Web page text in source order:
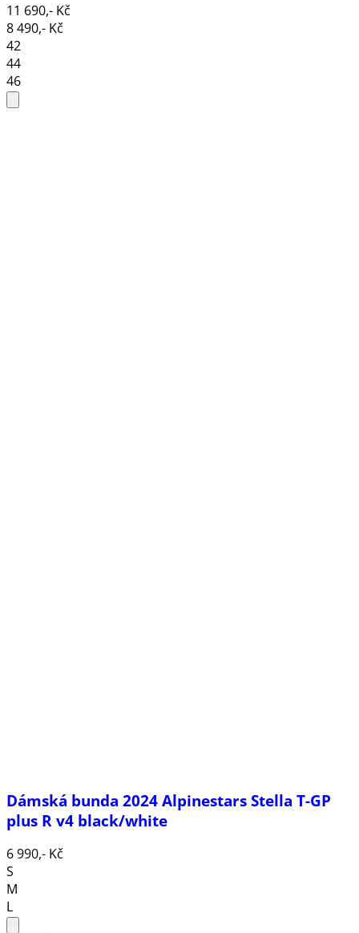
11 690,- Kč
8 490,- Kč
42
44
46
Dámská bunda 2024 Alpinestars Stella T-GP
plus R v4 black/white
6 990,- Kč
S
M
L